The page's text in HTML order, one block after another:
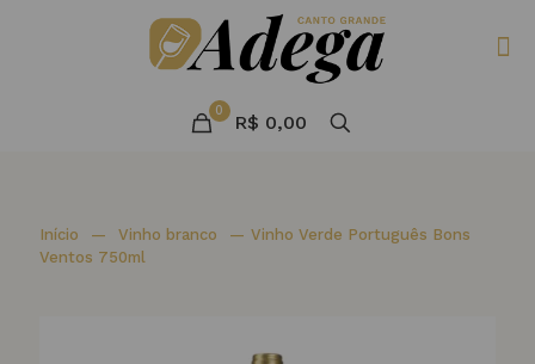
0
R$ 0,00
Início — Vinho branco — Vinho Verde Português Bons
Ventos 750ml